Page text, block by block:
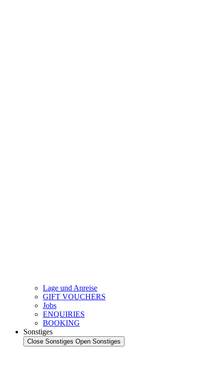
Lage und Anreise
GIFT VOUCHERS
Jobs
ENQUIRIES
BOOKING
Sonstiges
Close Sonstiges Open Sonstiges